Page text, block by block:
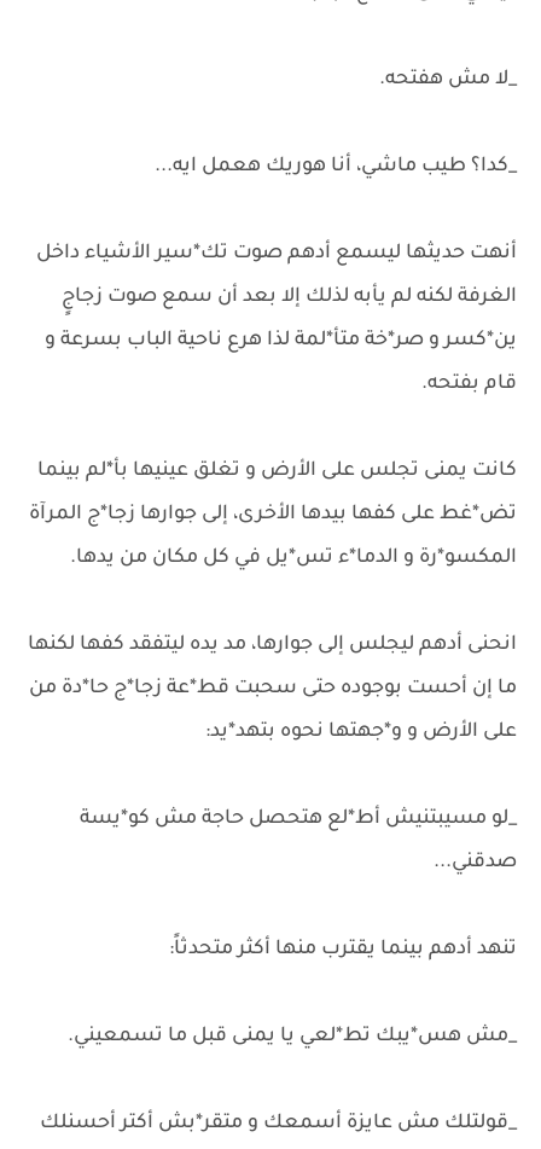
_لا مش هفتحه.
_كدا؟ طيب ماشي، أنا هوريك هعمل ايه...
أنهت حديثها ليسمع أدهم صوت تك*سير الأشياء داخل
الغرفة لكنه لم يأبه لذلك إلا بعد أن سمع صوت زجاجٍ
ين*كسر و صر*خة متأ*لمة لذا هرع ناحية الباب بسرعة و
قام بفتحه.
كانت يمنى تجلس على الأرض و تغلق عينيها بأ*لم بينما
تض*غط على كفها بيدها الأخرى، إلى جوارها زجا*ج المرآة
المكسو*رة و الدما*ء تس*يل في كل مكان من يدها.
انحنى أدهم ليجلس إلى جوارها، مد يده ليتفقد كفها لكنها
ما إن أحست بوجوده حتى سحبت قط*عة زجا*ج حا*دة من
على الأرض و و*جهتها نحوه بتهد*يد:
_لو مسيبتنيش أط*لع هتحصل حاجة مش كو*يسة
صدقني...
تنهد أدهم بينما يقترب منها أكثر متحدثاً:
_مش هس*يبك تط*لعي يا يمنى قبل ما تسمعيني.
_قولتلك مش عايزة أسمعك و متقر*بش أكتر أحسنلك